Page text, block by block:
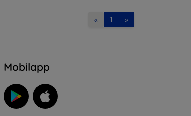
« 1 »
Mobilapp